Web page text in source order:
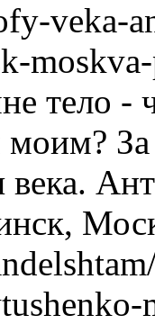
veka-
тело -